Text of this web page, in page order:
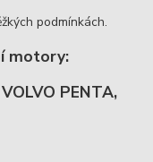
podmínkách.
motory:
VOLVO PENTA,